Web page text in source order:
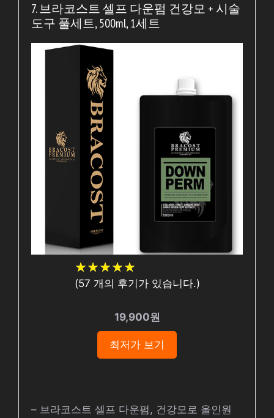
7. 브라코스트 셀프 다운펌 건강모 + 시술
도구 풀세트, 500ml, 1세트
★★★★★
★★★★★
(57 개의 후기가 있습니다.)
19,900원
최저가 보기
– 브라코스트 셀프 다운펌, 건강모로 올인원